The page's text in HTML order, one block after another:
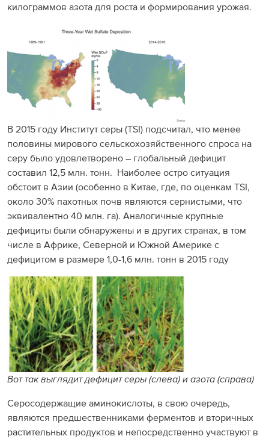
килограммов азота для роста и формирования урожая.
В 2015 году Институт серы (TSI) подсчитал, что менее
половины мирового сельскохозяйственного спроса на
серу было удовлетворено – глобальный дефицит
составил 12,5 млн. тонн. Наиболее остро ситуация
обстоит в Азии (особенно в Китае, где, по оценкам TSI,
около 30% пахотных почв являются сернистыми, что
эквивалентно 40 млн. га). Аналогичные крупные
дефициты были обнаружены и в других странах, в том
числе в Африке, Северной и Южной Америке с
дефицитом в размере 1,0-1,6 млн. тонн в 2015 году
Вот так выглядит дефицит серы (слева) и азота (справа)
Серосодержащие аминокислоты, в свою очередь,
являются предшественниками ферментов и вторичных
растительных продуктов и непосредственно участвуют в